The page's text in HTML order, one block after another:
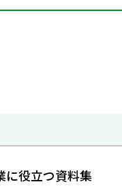
に役立つ資料集